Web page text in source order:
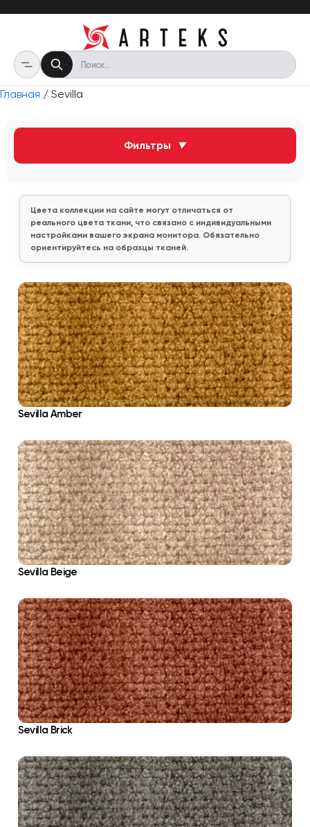
Главная / Sevilla
Фильтры ▼
Цвета коллекции на сайте могут отличаться от
реального цвета ткани, что связано с индивидуальными
настройками вашего экрана монитора. Обязательно
ориентируйтесь на образцы тканей.
Sevilla Amber
Sevilla Beige
Sevilla Brick